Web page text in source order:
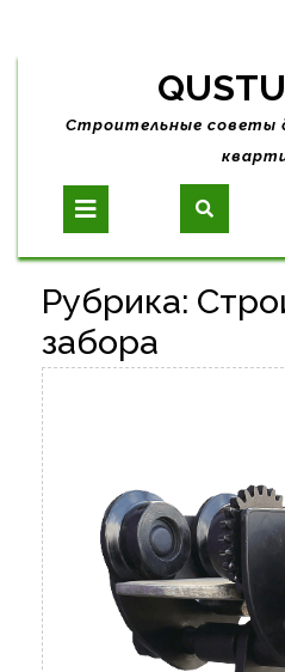
Skip
contentСтроительные советы
Open
Button
Рубрика:
забора